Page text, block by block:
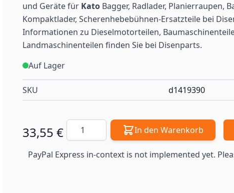
und Geräte für Kato Bagger, Radlader, Planierraupen,
Kompaktlader, Scherenhebebühnen-Ersatzteile bei
Informationen zu Dieselmotorteilen,
Landmaschinenteilen finden Sie bei Disenparts.
Auf Lager
SKU d1419390
33,55 € Menge In den Warenkorb
PayPal Express in-context is not implemented yet.